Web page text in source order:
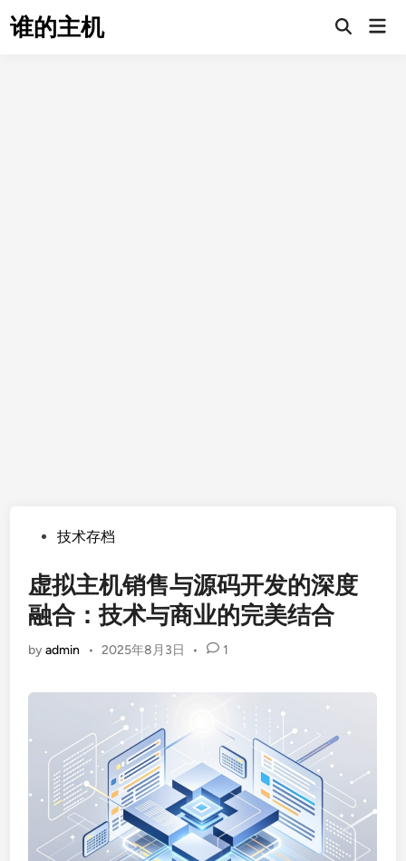
to谁的主机
Open
Posted技术存档
虚拟主机销售与源码开发的深度
融合：技术与商业的完美结合
byadmin • 2025年8月3日 • 1